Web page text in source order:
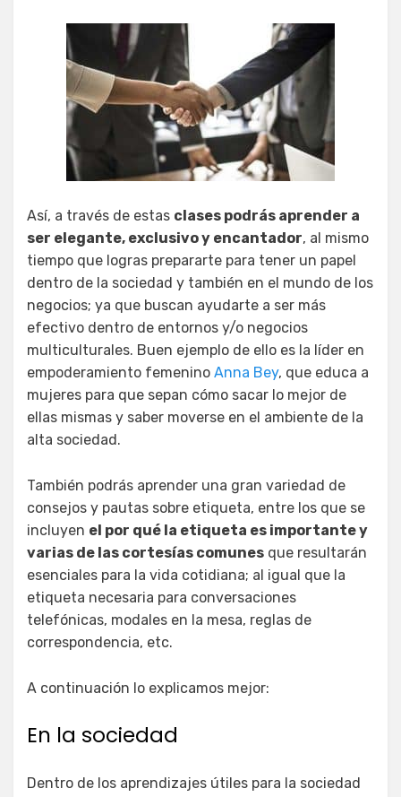
Así, a través de estas clases podrás aprender a
ser elegante, exclusivo y encantador, al mismo
tiempo que logras prepararte para tener un papel
dentro de la sociedad y también en el mundo de los
negocios; ya que buscan ayudarte a ser más
efectivo dentro de entornos y/o negocios
multiculturales. Buen ejemplo de ello es la líder en
empoderamiento femenino Anna Bey, que educa a
mujeres para que sepan cómo sacar lo mejor de
ellas mismas y saber moverse en el ambiente de la
alta sociedad.
También podrás aprender una gran variedad de
consejos y pautas sobre etiqueta, entre los que se
incluyen el por qué la etiqueta es importante y
varias de las cortesías comunes que resultarán
esenciales para la vida cotidiana; al igual que la
etiqueta necesaria para conversaciones
telefónicas, modales en la mesa, reglas de
correspondencia, etc.
A continuación lo explicamos mejor:
En la sociedad
Dentro de los aprendizajes útiles para la sociedad